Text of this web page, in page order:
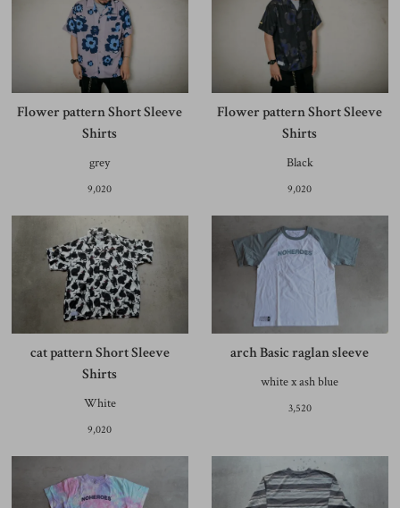
Flower pattern Short Sleeve
Shirts
grey
9,020
Flower pattern Short Sleeve
Shirts
Black
9,020
cat pattern Short Sleeve
Shirts
White
9,020
arch Basic raglan sleeve
white x ash blue
3,520